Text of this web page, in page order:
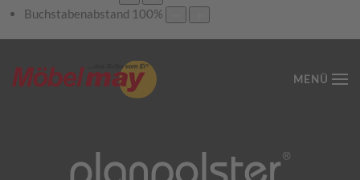
Buchstabenabstand 100%
MENÜ